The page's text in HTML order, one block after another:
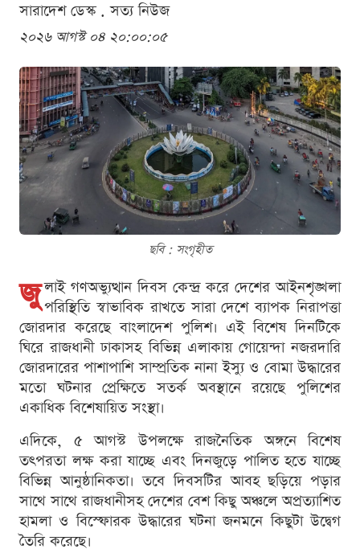
সারাদেশ ডেস্ক . সত্য নিউজ
২০২৬ আগস্ট ০৪ ২০:০০:০৫
ছবি : সংগৃহীত
জু লাই গণঅভ্যুত্থান দিবস কেন্দ্র করে দেশের আইনশৃঙ্খলা
পরিস্থিতি স্বাভাবিক রাখতে সারা দেশে ব্যাপক নিরাপত্তা
জোরদার করেছে বাংলাদেশ পুলিশ। এই বিশেষ দিনটিকে
ঘিরে রাজধানী ঢাকাসহ বিভিন্ন এলাকায় গোয়েন্দা নজরদারি
জোরদারের পাশাপাশি সাম্প্রতিক নানা ইস্যু ও বোমা উদ্ধারের
মতো ঘটনার প্রেক্ষিতে সতর্ক অবস্থানে রয়েছে পুলিশের
একাধিক বিশেষায়িত সংস্থা।
এদিকে, ৫ আগস্ট উপলক্ষে রাজনৈতিক অঙ্গনে বিশেষ
তৎপরতা লক্ষ করা যাচ্ছে এবং দিনজুড়ে পালিত হতে যাচ্ছে
বিভিন্ন আনুষ্ঠানিকতা। তবে দিবসটির আবহ ছড়িয়ে পড়ার
সাথে সাথে রাজধানীসহ দেশের বেশ কিছু অঞ্চলে অপ্রত্যাশিত
হামলা ও বিস্ফোরক উদ্ধারের ঘটনা জনমনে কিছুটা উদ্বেগ
তৈরি করেছে।